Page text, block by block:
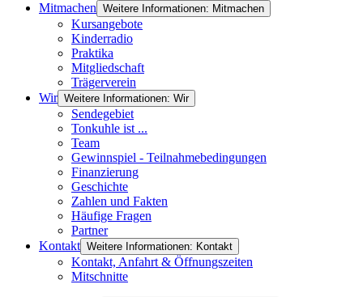
Mitmachen Weitere Informationen: Mitmachen
Kursangebote
Kinderradio
Praktika
Mitgliedschaft
Trägerverein
Wir Weitere Informationen: Wir
Sendegebiet
Tonkuhle ist ...
Team
Gewinnspiel - Teilnahmebedingungen
Finanzierung
Geschichte
Zahlen und Fakten
Häufige Fragen
Partner
Kontakt Weitere Informationen: Kontakt
Kontakt, Anfahrt & Öffnungszeiten
Mitschnitte